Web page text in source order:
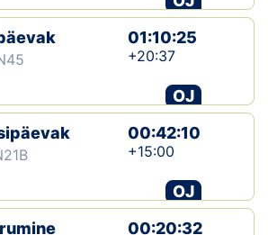
01:10:25
+20:37
OJ
00:42:10
+15:00
OJ
00:20:32